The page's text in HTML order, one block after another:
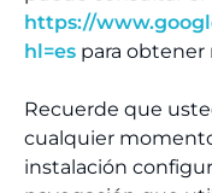
https://
hl=es para obtener
Recuerde que
cualquier
instalación